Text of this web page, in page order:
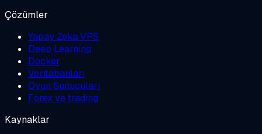
Çözümler
Yapay Zeka VPS
Deep Learning
Docker
Veritabanları
Oyun Sunucuları
Forex ve trading
Kaynaklar